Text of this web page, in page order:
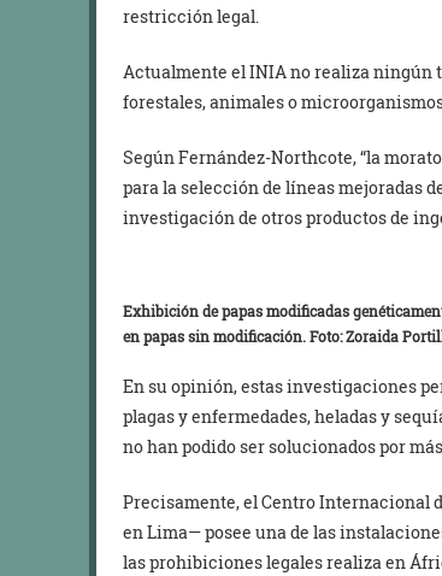
restricción legal.
Actualmente el INIA no realiza
forestales, animales o
Según Fernández-Northcote, “la
para la selección de líneas mejoradas
investigación de otros productos de
Exhibición de papas modificadas
en papas sin modificación. Foto: Zoraida
En su opinión, estas investigaciones
plagas y enfermedades, heladas y
no han podido ser solucionados por
Precisamente, el Centro Internacional
en Lima— posee una de las
las prohibiciones legales realiza en